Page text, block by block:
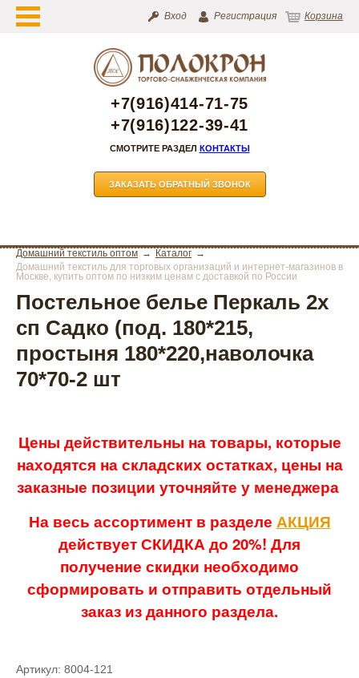
Вход Регистрация Корзина
+7(916)414-71-75
+7(916)122-39-41
СМОТРИТЕ РАЗДЕЛ КОНТАКТЫ
ЗАКАЗАТЬ ОБРАТНЫЙ ЗВОНОК
Домашний текстиль оптом
Каталог
Домашний текстиль для торговых организаций и интернет-магазинов в
Москве, купить оптом по низким ценам с доставкой по России
Постельное белье Перкаль 2х
сп Садко (под. 180*215,
простыня 180*220,наволочка
70*70-2 шт
Цены действительны на товары, которые
находятся на складских остатках, цены на
заказные позиции уточняйте у менеджера
На весь ассортимент в разделе АКЦИЯ
действует СКИДКА до 20%! Для
получение скидки необходимо
сформировать и отправить отдельный
заказ из данного раздела.
Артикул: 8004-121